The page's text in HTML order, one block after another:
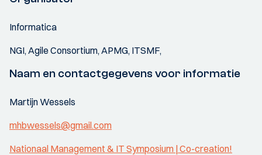
Informatica
NGI, Agile Consortium, APMG, ITSMF,
Naam en contactgegevens voor informatie
Martijn Wessels
mhbwessels@gmail.com
Nationaal Management & IT Symposium | Co-creation!